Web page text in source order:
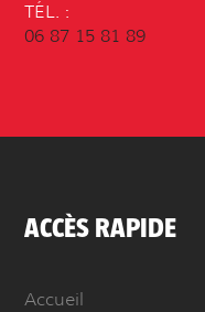
TÉL. :
06 87 15 81 89
ACCÈS RAPIDE
Accueil